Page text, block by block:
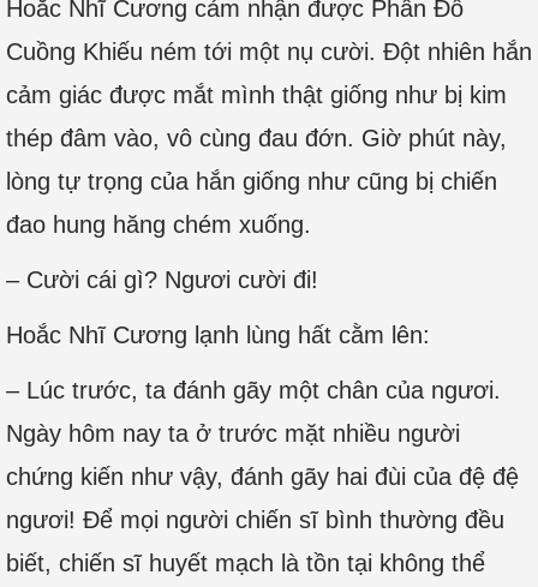
Hoắc Nhĩ Cương cảm nhận được Phần Đồ
Cuồng Khiếu ném tới một nụ cười. Đột nhiên hắn
cảm giác được mắt mình thật giống như bị kim
thép đâm vào, vô cùng đau đớn. Giờ phút này,
lòng tự trọng của hắn giống như cũng bị chiến
đao hung hăng chém xuống.
– Cười cái gì? Ngươi cười đi!
Hoắc Nhĩ Cương lạnh lùng hất cằm lên:
– Lúc trước, ta đánh gãy một chân của ngươi.
Ngày hôm nay ta ở trước mặt nhiều người
chứng kiến như vậy, đánh gãy hai đùi của đệ đệ
ngươi! Để mọi người chiến sĩ bình thường đều
biết, chiến sĩ huyết mạch là tồn tại không thể